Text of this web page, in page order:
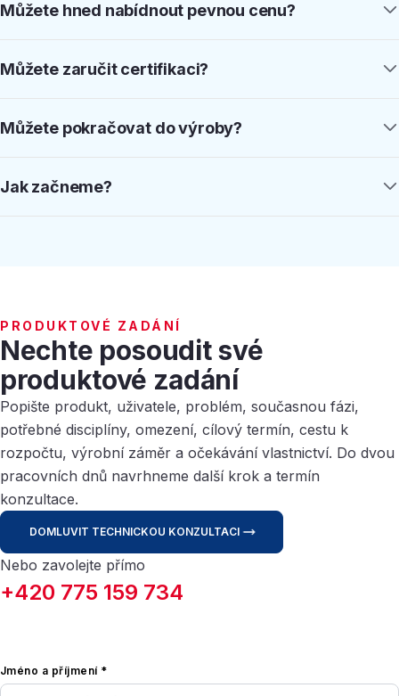
Můžete hned nabídnout pevnou cenu?
Můžete zaručit certifikaci?
Můžete pokračovat do výroby?
Jak začneme?
PRODUKTOVÉ ZADÁNÍ
Nechte posoudit své
produktové zadání
Popište produkt, uživatele, problém, současnou fázi,
potřebné disciplíny, omezení, cílový termín, cestu k
rozpočtu, výrobní záměr a očekávání vlastnictví. Do dvou
pracovních dnů navrhneme další krok a termín
konzultace.
DOMLUVIT TECHNICKOU KONZULTACI
Nebo zavolejte přímo
+420 775 159 734
Jméno a příjmení *